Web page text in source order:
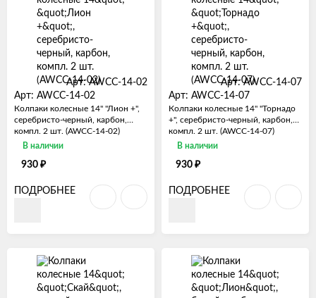
Арт: AWCC-14-02
Арт: AWCC-14-02
Колпаки колесные 14" "Лион +",
серебристо-черный, карбон,
компл. 2 шт. (AWCC-14-02)
В наличии
930 ₽
ПОДРОБНЕЕ
Арт: AWCC-14-07
Арт: AWCC-14-07
Колпаки колесные 14" "Торнадо
+", серебристо-черный, карбон,
компл. 2 шт. (AWCC-14-07)
В наличии
930 ₽
ПОДРОБНЕЕ